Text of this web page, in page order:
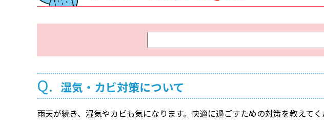
ー
ー
ド
索
Q. 湿気・カビ対策について
雨天が続き、湿気やカビも気になります。快適に過ごすための対策を教えてく